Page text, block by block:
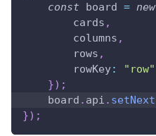
const board = new
        cards
,
        columns
,
        rows
,
rowKey:
"row"
}) ;
    board
. api . setNext
}) ;